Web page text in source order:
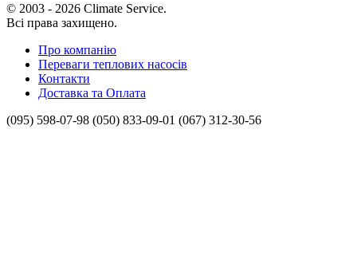
© 2003 - 2026 Climate Service.
Всі права захищено.
Про компанію
Переваги теплових насосів
Контакти
Доставка та Оплата
(095) 598-07-98 (050) 833-09-01 (067) 312-30-56